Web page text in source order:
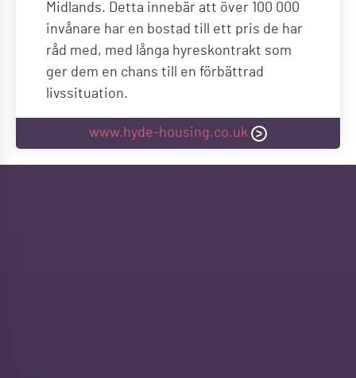
Midlands. Detta innebär att över 100 000
invånare har en bostad till ett pris de har
råd med, med långa hyreskontrakt som
ger dem en chans till en förbättrad
livssituation.
www.hyde-housing.co.uk